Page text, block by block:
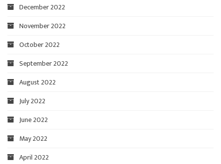
December 2022
November 2022
October 2022
September 2022
August 2022
July 2022
June 2022
May 2022
April 2022